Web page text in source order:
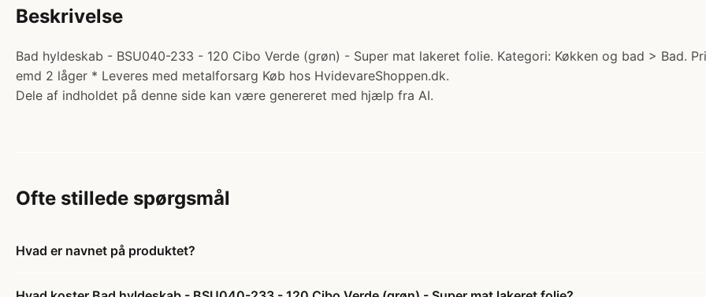
Beskrivelse
Bad hyldeskab - BSU040-233 - 120 Cibo Verde (grøn) - Super mat lakeret folie. Kategori: Køkken og bad > Bad.
emd 2 låger * Leveres med metalforsarg Køb hos HvidevareShoppen.dk.
Dele af indholdet på denne side kan være genereret med hjælp fra AI.
Ofte stillede spørgsmål
Hvad er navnet på produktet?